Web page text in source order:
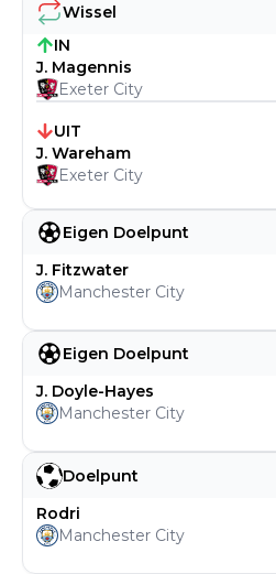
Doelpunt
Rodri
Manchester City
Eigen Doelpunt
J. Doyle-Hayes
Manchester City
Eigen Doelpunt
J. Fitzwater
Manchester City
Wissel
IN
J. Magennis
Exeter City
UIT
J. Wareham
Exeter City